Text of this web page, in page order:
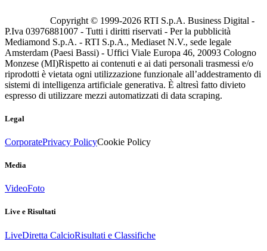
Copyright © 1999-2026 RTI S.p.A. Business Digital -
P.Iva 03976881007 - Tutti i diritti riservati - Per la pubblicità
Mediamond S.p.A. - RTI S.p.A., Mediaset N.V., sede legale
Amsterdam (Paesi Bassi) - Uffici Viale Europa 46, 20093 Cologno
Monzese (MI)Rispetto ai contenuti e ai dati personali trasmessi e/o
riprodotti è vietata ogni utilizzazione funzionale all’addestramento di
sistemi di intelligenza artificiale generativa. È altresì fatto divieto
espresso di utilizzare mezzi automatizzati di data scraping.
Legal
CorporatePrivacy PolicyCookie Policy
Media
VideoFoto
Live e Risultati
LiveDiretta CalcioRisultati e Classifiche